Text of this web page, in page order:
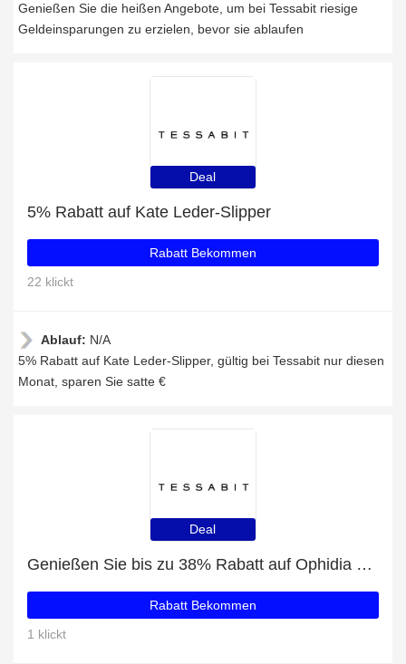
Genießen Sie die heißen Angebote, um bei Tessabit riesige
Geldeinsparungen zu erzielen, bevor sie ablaufen
Deal
5% Rabatt auf Kate Leder-Slipper
Rabatt Bekommen
22 klickt
Ablauf: N/A
5% Rabatt auf Kate Leder-Slipper, gültig bei Tessabit nur diesen
Monat, sparen Sie satte €
Deal
Genießen Sie bis zu 38% Rabatt auf Ophidia kleine Top-Heldle-Tasche
Rabatt Bekommen
1 klickt